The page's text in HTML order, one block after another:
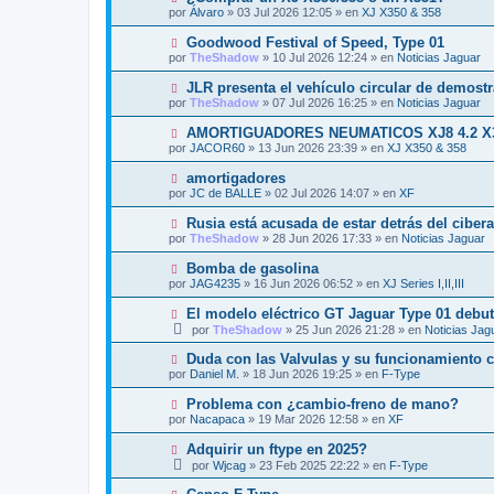
e
s
a
e
m
e
n
s
a
e
u
e
o
m
e
n
s
a
e
por Álvaro » 03 Jul 2026 12:05 » en XJ X350 & 358
N
u
e
o
m
e
n
s
a
e
Goodwood Festival of Speed, Type 01
por TheShadow » 10 Jul 2026 12:24 » en Noticias Jaguar
N
u
e
o
m
e
n
s
a
e
JLR presenta el vehículo circular de
por TheShadow » 07 Jul 2026 16:25 » en Noticias Jaguar
N
u
e
o
m
e
s
a
e
AMORTIGUADORES NEUMATICOS XJ8 4.2
por JACOR60 » 13 Jun 2026 23:39 » en XJ X350 & 358
N
u
e
v
o
m
e
s
a
e
amortigadores
por JC de BALLE » 02 Jul 2026 14:07 » en XF
N
u
e
v
o
m
e
a
e
Rusia está acusada de estar detrás del
por TheShadow » 28 Jun 2026 17:33 » en Noticias Jaguar
N
u
e
v
o
e
s
a
e
Bomba de gasolina
por JAG4235 » 16 Jun 2026 06:52 » en XJ Series I,II,III
N
v
o
m
e
s
a
e
El modelo eléctrico GT Jaguar Type 01
por TheShadow » 25 Jun 2026 21:28 » en Noticias
N
u
e
v
o
m
e
n
a
Duda con las Valvulas y su funcionamiento
por Daniel M. » 18 Jun 2026 19:25 » en F-Type
N
u
e
o
e
Problema con ¿cambio-freno de mano?
por Nacapaca » 19 Mar 2026 12:58 » en XF
N
Adquirir un ftype en 2025?
por Wjcag » 23 Feb 2025 22:22 » en F-Type